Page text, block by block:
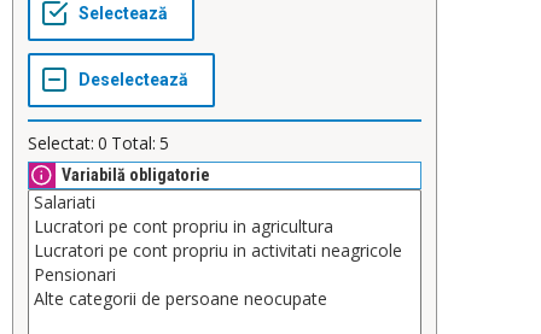
Selectat: 0 Total: 5
Variabilă obligatorie